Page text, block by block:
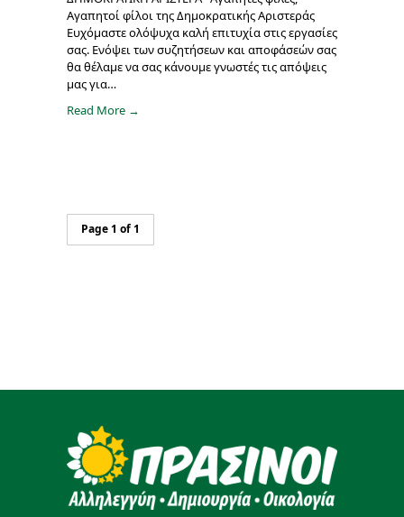
Αγαπητοί φίλοι της Δημοκρατικής Αριστεράς
Ευχόμαστε ολόψυχα καλή επιτυχία στις εργασίες
σας. Ενόψει των συζητήσεων και αποφάσεών σας
θα θέλαμε να σας κάνουμε γνωστές τις απόψεις
μας για…
Read More →
Page 1 of 1